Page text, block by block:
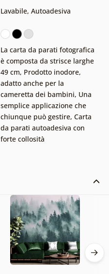
Lavabile, Autoadesiva
La carta da parati fotografica
è composta da strisce larghe
49 cm, Prodotto inodore,
adatto anche per la
cameretta dei bambini, Una
semplice applicazione che
chiunque può gestire, Carta
da parati autoadesiva con
forte collosità